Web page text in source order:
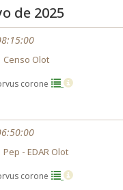
de 2025
Censo Olot
corone
Pep - EDAR Olot
corone